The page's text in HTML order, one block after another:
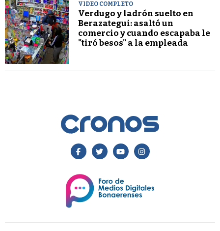
VIDEO COMPLETO
Verdugo y ladrón suelto en
Berazategui: asaltó un
comercio y cuando escapaba le
"tiró besos" a la empleada